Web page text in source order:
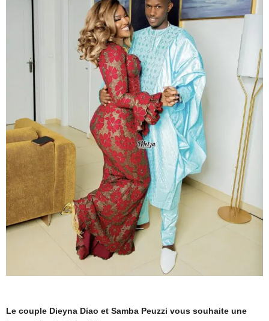
Le couple Dieyna Diao et Samba Peuzzi vous souhaite une